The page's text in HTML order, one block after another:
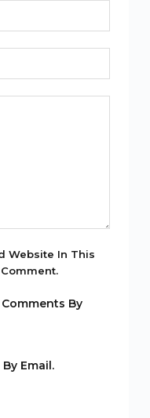
Website In This
By
Email.